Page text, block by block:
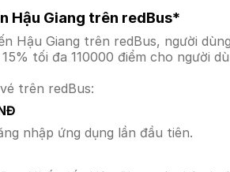
Hậu Giang trên redBus*
Giang trên redBus, người
tối đa 110000 điểm cho người
trên redBus:
nhập ứng dụng lần đầu tiên.